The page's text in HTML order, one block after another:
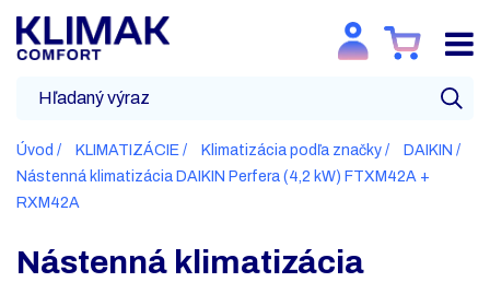
Úvod KLIMATIZÁCIE Klimatizácia podľa značky
DAIKIN
Nástenná klimatizácia DAIKIN Perfera (4,2 kW) FTXM42A +
RXM42A
Nástenná klimatizácia